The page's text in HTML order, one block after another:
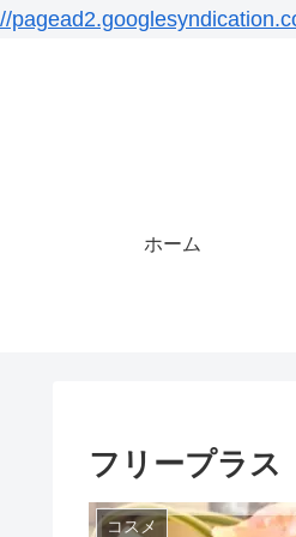
//
ホーム
フリープラス
コスメ